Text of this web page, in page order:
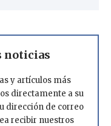
noticias
y artículos más
directamente a su
dirección de correo
recibir nuestros